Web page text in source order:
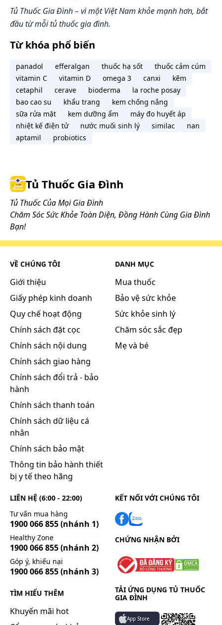
Thận trọng:
Người bệnh rối loạn chất điện giải.
tác dụng hạ huyết áp của thuốc tăng
móc:
Phụ nữ thời kì mang thai & cho con bú:
Phụ nữ mang thai: không nên sử dụng
thuốc trong 3 tháng cuối của thai kỳ.
Thời kỳ cho con bú: thuốc có thể vào trong
sữa mẹ. Nên cân nhắc giữa việc ngừng
thuốc hoặc ngừng cho con bú tuỳ theo
Tương tác thuốc:
Không nên dùng chung với lithi vì làm tăng
độc tính của lithi.
Độc tính của glycosid trợ tim gia tăng khi
thể gia tăng khi dùng chung corticosteroid,
salbutamol.
thuốc hạ huyết áp khác.
Thuốc lợi tiểu có thể làm gia tăng độc tính
trên thận của NSAID.
Tương kỵ thuốc:
Cách bảo quản:
Nơi khô ráo, nhiệt độ không quá 30°C, tránh ánh
sáng
Tủ Thuốc Gia Đình – vì một Việt Nam khỏe mạnh hơn, bắt
đầu từ mỗi tủ thuốc gia đình.
Từ khóa phổ biến
panadol efferalgan thuốc hạ sốt
thuốc cảm cúm
vitamin C
vitamin D omega 3 canxi
kẽm
cetaphil
cerave bioderma
la roche posay
bao cao su
khẩu trang
kem chống nắng
sữa rửa mặt
kem dưỡng ẩm
máy đo huyết áp
nhiệt kế điện tử
nước muối sinh lý similac
nan
aptamil
probiotics
Tủ Thuốc Gia Đình
Tủ Thuốc Của Mọi Gia Đình
Chăm Sóc Sức Khỏe Toàn Diện, Đồng Hành Cùng Gia Đình
Bạn!
VỀ CHÚNG TÔI
Giới thiệu
Giấy phép kinh doanh
Quy chế hoạt động
Chính sách đặt cọc
Chính sách nội dung
Chính sách giao hàng
Chính sách đổi trả - bảo
hành
Chính sách thanh toán
Chính sách dữ liệu cá
nhân
Chính sách bảo mật
Thông tin bảo hành thiết
bị y tế theo hãng
DANH MỤC
Mua thuốc
Bảo vệ sức khỏe
Sức khỏe sinh lý
Chăm sóc sắc đẹp
Mẹ và bé
LIÊN HỆ (6:00 - 22:00)
Tư vấn mua hàng
1900 066 855(nhánh 1)
Healthy Zone
1900 066 855(nhánh 2)
Góp ý, khiếu nại
1900 066 855(nhánh 3)
TÌM HIỂU THÊM
Khuyến mãi hot
KẾT NỐI VỚI CHÚNG TÔI
CHỨNG NHẬN BỞI
TẢI ỨNG DỤNG TỦ THUỐC
GIA ĐÌNH
App Store